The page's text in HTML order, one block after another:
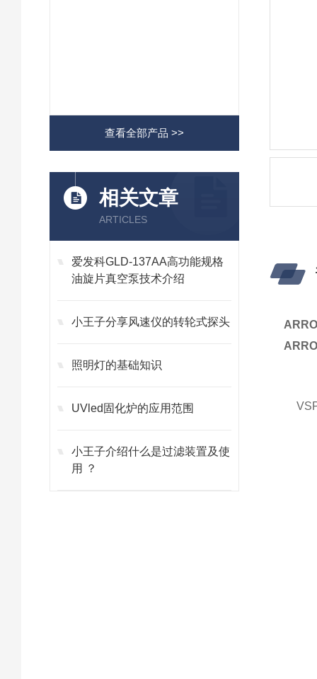
查看全部产品 >>
相关文章
ARTICLES
爱发科GLD-137AA高功能规格
油旋片真空泵技术介绍
小王子分享风速仪的转轮式探头
照明灯的基础知识
UVled固化炉的应用范围
小王子介绍什么是过滤装置及使
用 ？